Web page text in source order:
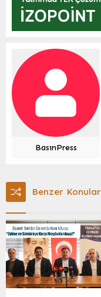
BasınPress
Benzer Konular